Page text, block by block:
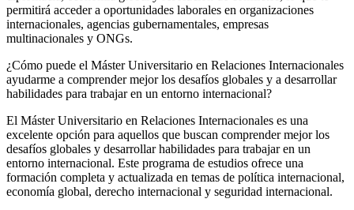
permitirá acceder a oportunidades laborales en organizaciones
internacionales, agencias gubernamentales, empresas
multinacionales y ONGs.
¿Cómo puede el Máster Universitario en Relaciones Internacionales
ayudarme a comprender mejor los desafíos globales y a desarrollar
habilidades para trabajar en un entorno internacional?
El Máster Universitario en Relaciones Internacionales es una
excelente opción para aquellos que buscan comprender mejor los
desafíos globales y desarrollar habilidades para trabajar en un
entorno internacional. Este programa de estudios ofrece una
formación completa y actualizada en temas de política internacional,
economía global, derecho internacional y seguridad internacional.